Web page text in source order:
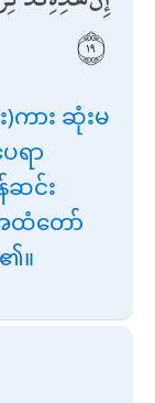
ား ဆုံးမ
ရာ
င်း
ထံတော်
။